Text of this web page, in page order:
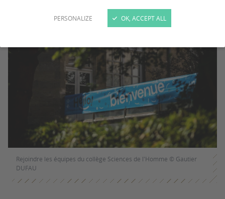
PERSONALIZE OK, ACCEPT ALL
Rejoindre les équipes du collège Sciences de l'Homme © Gautier
DUFAU